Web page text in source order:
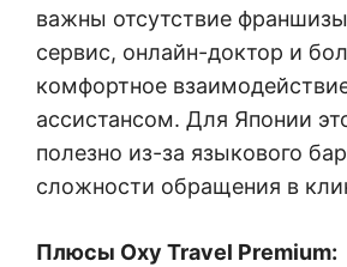
важны отсутствие
сервис, онлайн-доктор и
комфортное
ассистансом. Для Японии
полезно из-за языкового
сложности обращения в
Плюсы Oxy Travel Premium: